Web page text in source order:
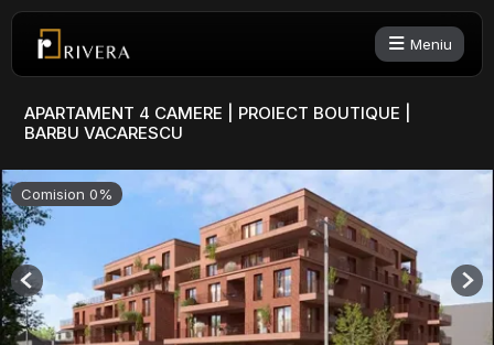
Meniu
APARTAMENT 4 CAMERE | PROIECT BOUTIQUE |
BARBU VACARESCU
Comision 0%
Previous